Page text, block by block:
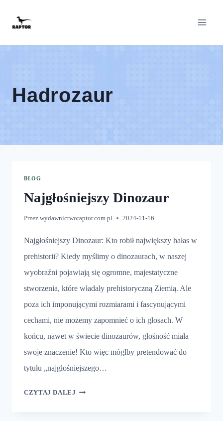
Hadrozaur
BLOG
Najgłośniejszy Dinozaur
Przez wydawnictworaptor.com.pl 2024-11-16
Najgłośniejszy Dinozaur: Kto robił największy hałas w
prehistorii? Kiedy myślimy o dinozaurach, w naszej
wyobraźni pojawiają się ogromne, majestatyczne
stworzenia, które władały prehistoryczną Ziemią. Ale
poza ich imponującymi rozmiarami i fascynującymi
cechami, nie możemy zapomnieć o ich głosach. W
końcu, nawet w świecie dinozaurów, głośność miała
swoje znaczenie! Kto więc mógłby pretendować do
tytułu „najgłośniejszego…
CZYTAJ DALEJ NAJGŁOŚNIEJSZY